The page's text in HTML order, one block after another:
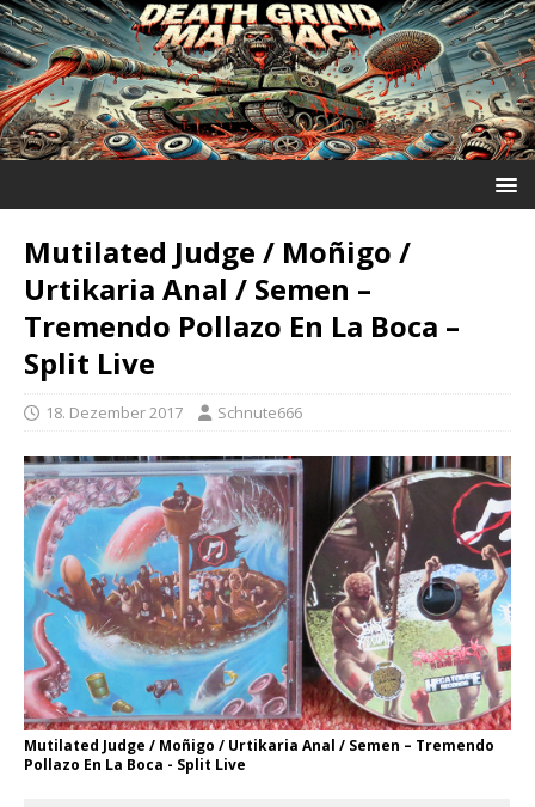
Mutilated Judge / Moñigo /
Urtikaria Anal / Semen ‎–
Tremendo Pollazo En La Boca –
Split Live
18. Dezember 2017 Schnute666
Mutilated Judge / Moñigo / Urtikaria Anal / Semen ‎– Tremendo
Pollazo En La Boca - Split Live